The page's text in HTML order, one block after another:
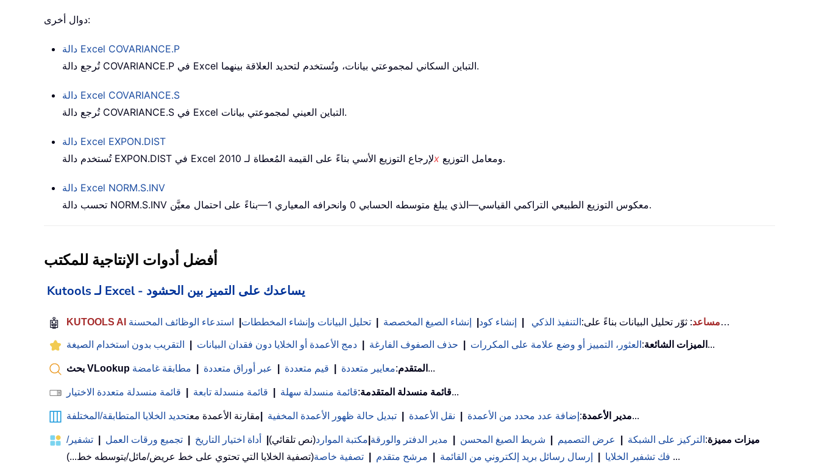
دوال أخرى:
دالة Excel COVARIANCE.P
تُرجع دالة COVARIANCE.P في Excel التباين السكاني لمجموعتي بيانات، وتُستخدم لتحديد العلاقة بينهما.
دالة Excel COVARIANCE.S
تُرجع دالة COVARIANCE.S في Excel التباين العيني لمجموعتي بيانات.
دالة Excel EXPON.DIST
تُستخدم دالة EXPON.DIST
في Excel 2010 لإرجاع التوزيع الأسي بناءً على القيمة المُعطاة لـx ومعامل التوزيع.
دالة Excel NORM.S.INV
تحسب دالة NORM.S.INV معكوس التوزيع الطبيعي التراكمي القياسي—الذي يبلغ متوسطه الحسابي 0 وانحرافه المعياري 1—بناءً على احتمال معيَّن.
أفضل أدوات الإنتاجية للمكتب
Kutools لـ Excel - يساعدك على التميز بين الحشود
🤖 KUTOOLS AI مساعد: ثوّر تحليل البيانات بناءً على: التنفيذ الذكي إنشاء كود إنشاء الصيغ المخصصة تحليل البيانات وإنشاء المخططات استدعاء الوظائف المحسنة …
الميزات الشائعة: العثور، التمييز أو وضع علامة على المكررات حذف الصفوف الفارغة دمج الأعمدة أو الخلايا دون فقدان البيانات التقريب بدون استخدام الصيغة ...
بحث VLookup المتقدم:معايير متعددة قيم متعددة عبر أوراق متعددة مطابقة غامضة ...
قائمة منسدلة المتقدمة:قائمة منسدلة سهلة قائمة منسدلة تابعة قائمة منسدلة متعددة الاختيار ...
مدير الأعمدة: إضافة عدد محدد من الأعمدة نقل الأعمدة تبديل حالة ظهور الأعمدة المخفية مقارنة الأعمدة معتحديد الخلايا المتطابقة/المختلفة ...
ميزات مميزة: التركيز على الشبكة عرض التصميم شريط الصيغ المحسن مدير الدفتر والورقة مكتبة الموارد(نص تلقائي) أداة اختيار التاريخ تجميع ورقات العمل
تشفير/
فك تشفير الخلايا
إرسال رسائل بريد إلكتروني من القائمة مرشح متقدم تصفية خاصة (تصفية الخلايا التي تحتوي على خط عريض/مائل/يتوسطه خط...) ...